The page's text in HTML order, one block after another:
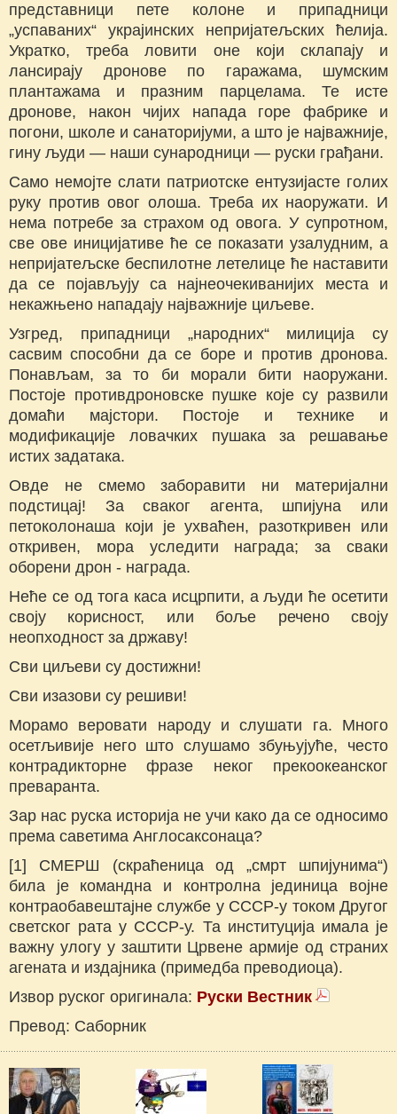
представници пете колоне и припадници
„успаваних“ украјинских непријатељских ћелија.
Укратко, треба ловити оне који склапају и
лансирају дронове по гаражама, шумским
плантажама и празним парцелама. Те исте
дронове, након чијих напада горе фабрике и
погони, школе и санаторијуми, а што је најважније,
гину људи — наши сународници — руски грађани.
Само немојте слати патриотске ентузијасте голих
руку против овог олоша. Треба их наоружати. И
нема потребе за страхом од овога. У супротном,
све ове иницијативе ће се показати узалудним, а
непријатељске беспилотне летелице ће наставити
да се појављују са најнеочекиванијих места и
некажњено нападају најважније циљеве.
Узгред, припадници „народних“ милиција су
сасвим способни да се боре и против дронова.
Понављам, за то би морали бити наоружани.
Постоје противдроновске пушке које су развили
домаћи мајстори. Постоје и технике и
модификације ловачких пушака за решавање
истих задатака.
Овде не смемо заборавити ни материјални
подстицај! За сваког агента, шпијуна или
петоколонаша који је ухваћен, разоткривен или
откривен, мора уследити награда; за сваки
оборени дрон - награда.
Неће се од тога каса исцрпити, а људи ће осетити
своју корисност, или боље речено своју
неопходност за државу!
Сви циљеви су достижни!
Сви изазови су решиви!
Морамо веровати народу и слушати га. Много
осетљивије него што слушамо збуњујуће, често
контрадикторне фразе неког прекоокеанског
преваранта.
Зар нас руска историја не учи како да се односимо
према саветима Англосаксонаца?
[1] СМЕРШ (скраћеница од „смрт шпијунима“)
била је командна и контролна јединица војне
контраобавештајне службе у СССР-у током Другог
светског рата у СССР-у. Та институција имала је
важну улогу у заштити Црвене армије од страних
агената и издајника (примедба преводиоца).
Извор руског оригинала: Руски Вестник
Превод: Саборник